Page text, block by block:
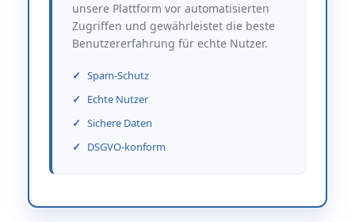
unsere Plattform vor automatisierten
Zugriffen und gewährleistet die beste
Benutzererfahrung für echte Nutzer.
Spam-Schutz
Echte Nutzer
Sichere Daten
DSGVO-konform